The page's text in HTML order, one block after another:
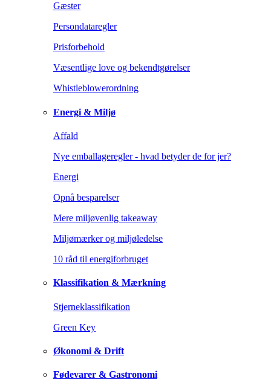
Gæster
Persondataregler
Prisforbehold
Væsentlige love og bekendtgørelser
Whistleblowerordning
Energi & Miljø
Affald
Nye emballageregler - hvad betyder de for jer?
Energi
Opnå besparelser
Mere miljøvenlig takeaway
Miljømærker og miljøledelse
10 råd til energiforbruget
Klassifikation & Mærkning
Stjerneklassifikation
Green Key
Økonomi & Drift
Fødevarer & Gastronomi